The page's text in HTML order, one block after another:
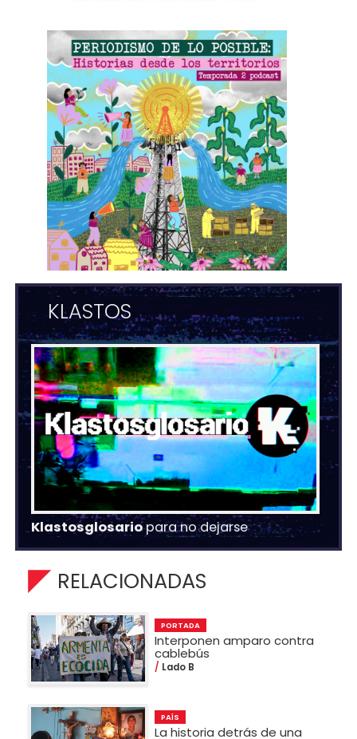
KLASTOS
Klastosglosariopara no dejarse
RELACIONADAS
PORTADA
Interponen amparo contra
cablebús
Lado B
PAÍS
La historia detrás de una